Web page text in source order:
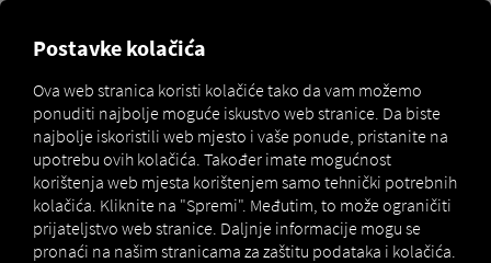
Dvofaktorska autentifikacija
Ovaj vodič objašnjava kako omogućiti dvofaktorsku
autentifikaciju tako da prilikom prijave morate unijeti
numerički kod.
Ovako se aktivira
Postavke kolačića
Ova web stranica koristi kolačiće tako da vam možemo
ponuditi najbolje moguće iskustvo web stranice. Da biste
najbolje iskoristili web mjesto i vaše ponude, pristanite na
upotrebu ovih kolačića. Također imate mogućnost
korištenja web mjesta korištenjem samo tehnički potrebnih
kolačića. Kliknite na "Spremi". Međutim, to može ograničiti
prijateljstvo web stranice. Daljnje informacije mogu se
pronaći na našim stranicama za zaštitu podataka i kolačića.